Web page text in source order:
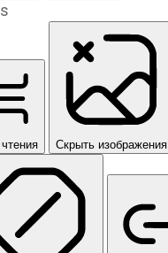
Скрыть изображения